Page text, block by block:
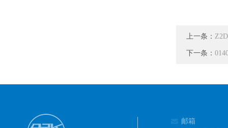
上一条：
下一条：
邮箱